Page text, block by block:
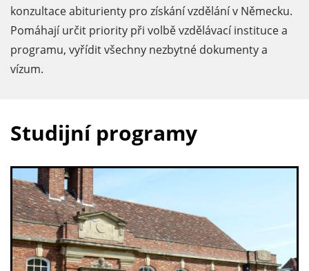
konzultace abiturienty pro získání vzdělání v Německu.
Pomáhají určit priority při volbě vzdělávací instituce a
programu, vyřídit všechny nezbytné dokumenty a
vízum.
Studijní programy